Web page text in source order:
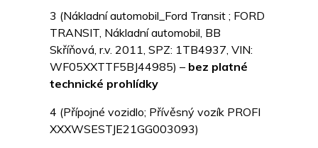
3 (Nákladní automobil_Ford Transit ; FORD
TRANSIT, Nákladní automobil, BB
Skříňová, r.v. 2011, SPZ: 1TB4937, VIN:
WF05XXTTF5BJ44985) – bez platné
technické prohlídky
4 (Přípojné vozidlo; Přívěsný vozík PROFI
XXXWSESTJE21GG003093)